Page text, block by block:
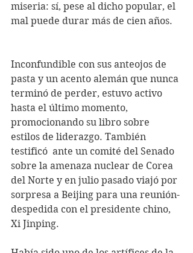
miseria: sí, pese al dicho popular, el
mal puede durar más de cien años.
Inconfundible con sus anteojos de
pasta y un acento alemán que nunca
terminó de perder, estuvo activo
hasta el último momento,
promocionando su libro sobre
estilos de liderazgo. También
testificó  ante un comité del Senado
sobre la amenaza nuclear de Corea
del Norte y en julio pasado viajó por
sorpresa a Beijing para una reunión-
despedida con el presidente chino,
Xi Jinping.